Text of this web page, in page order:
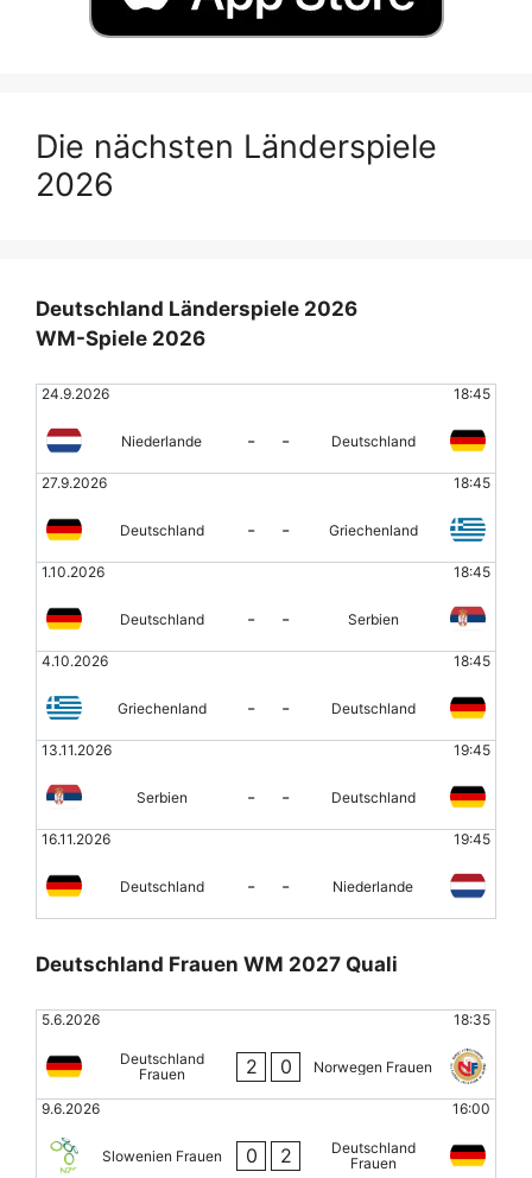
Die nächsten Länderspiele
2026
Deutschland Länderspiele 2026
WM-Spiele 2026
24.9.2026 18:45
Niederlande - - Deutschland
27.9.2026 18:45
Deutschland - - Griechenland
1.10.2026 18:45
Deutschland - - Serbien
4.10.2026 18:45
Griechenland - - Deutschland
13.11.2026 19:45
Serbien - - Deutschland
16.11.2026 19:45
Deutschland - - Niederlande
Deutschland Frauen WM 2027 Quali
5.6.2026 18:35
Deutschland
Frauen
2 0 Norwegen Frauen
9.6.2026 16:00
Slowenien Frauen 0 2
Deutschland
Frauen